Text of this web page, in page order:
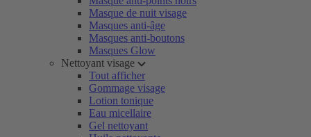
Masque de nuit visage
Masques anti-âge
Masques anti-boutons
Masques Glow
Nettoyant visage
Tout afficher
Gommage visage
Lotion tonique
Eau micellaire
Gel nettoyant